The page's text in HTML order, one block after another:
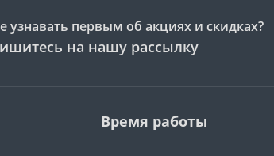
узнавать первым об акциях и скидках?
на нашу рассылку
Время работы